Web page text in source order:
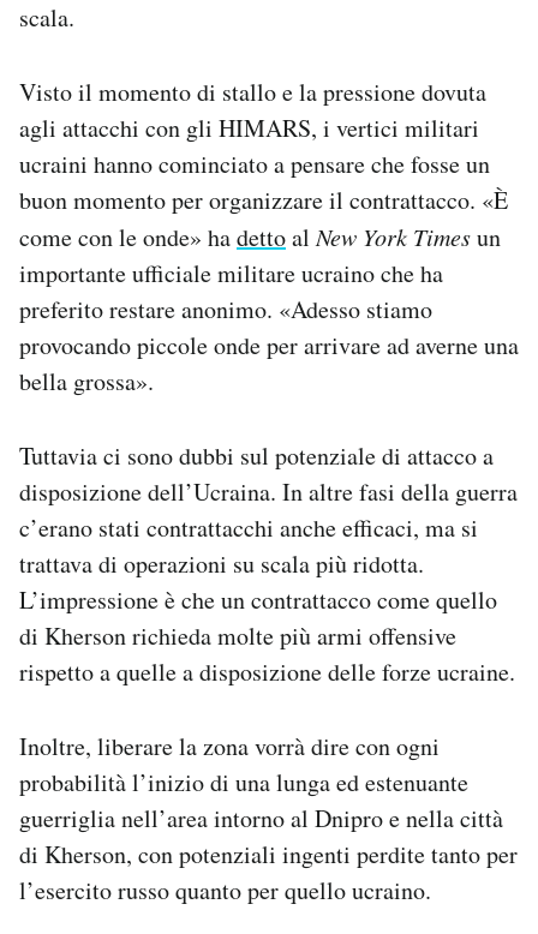
scala.
Visto il momento di stallo e la pressione dovuta
agli attacchi con gli HIMARS, i vertici militari
ucraini hanno cominciato a pensare che fosse un
buon momento per organizzare il contrattacco. «È
come con le onde» hadettoalNew York Timesun
importante ufficiale militare ucraino che ha
preferito restare anonimo. «Adesso stiamo
provocando piccole onde per arrivare ad averne una
bella grossa».
Tuttavia ci sono dubbi sul potenziale di attacco a
disposizione dell’Ucraina. In altre fasi della guerra
c’erano stati contrattacchi anche efficaci, ma si
trattava di operazioni su scala più ridotta.
L’impressione è che un contrattacco come quello
di Kherson richieda molte più armi offensive
rispetto a quelle a disposizione delle forze ucraine.
Inoltre, liberare la zona vorrà dire con ogni
probabilità l’inizio di una lunga ed estenuante
guerriglia nell’area intorno al Dnipro e nella città
di Kherson, con potenziali ingenti perdite tanto per
l’esercito russo quanto per quello ucraino.